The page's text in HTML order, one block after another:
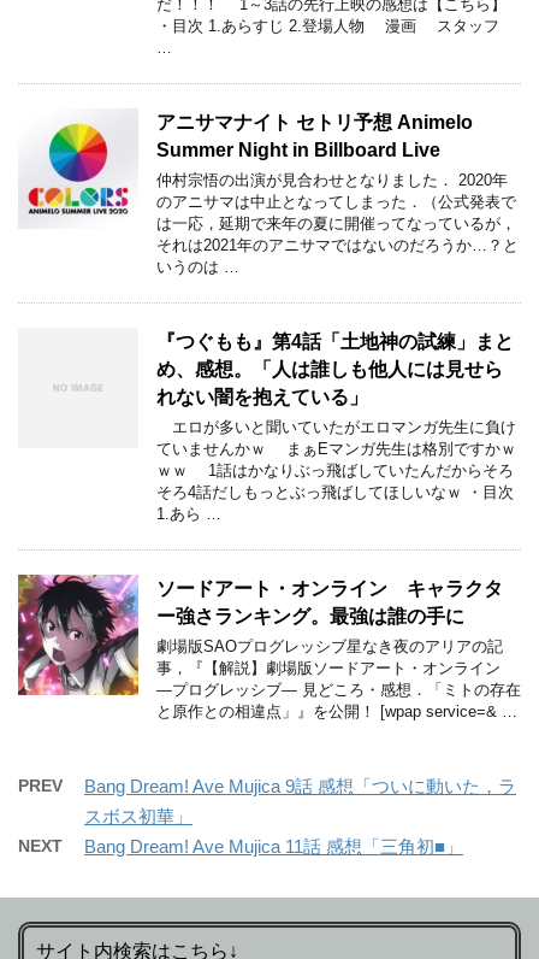
だ！！！ 1～3話の先行上映の感想は【こちら】
・目次 1.あらすじ 2.登場人物 漫画 スタッフ
アニサマナイト セトリ予想 Animelo
Summer Night in Billboard Live
仲村宗悟の出演が見合わせとなりました． 2020年
のアニサマは中止となってしまった．（公式発表で
は一応，延期で来年の夏に開催ってなっているが，
それは2021年のアニサマではないのだろうか…？と
いうのは …
『つぐもも』第4話「土地神の試練」まと
め、感想。「人は誰しも他人には見せら
れない闇を抱えている」
エロが多いと聞いていたがエロマンガ先生に負け
ていませんかｗ まぁEマンガ先生は格別ですかｗ
ｗｗ 1話はかなりぶっ飛ばしていたんだからそろ
そろ4話だしもっとぶっ飛ばしてほしいなｗ ・目次
1.あら …
ソードアート・オンライン キャラクタ
ー強さランキング。最強は誰の手に
劇場版SAOプログレッシブ星なき夜のアリアの記
事，『【解説】劇場版ソードアート・オンライン
―プログレッシブ― 見どころ・感想．「ミトの存在
と原作との相違点」』を公開！ [wpap service=& …
PREV
Bang Dream! Ave Mujica 9話 感想「ついに動いた，ラ
スボス初華」
NEXT Bang Dream! Ave Mujica 11話 感想「三角初■」
サイト内検索はこちら↓